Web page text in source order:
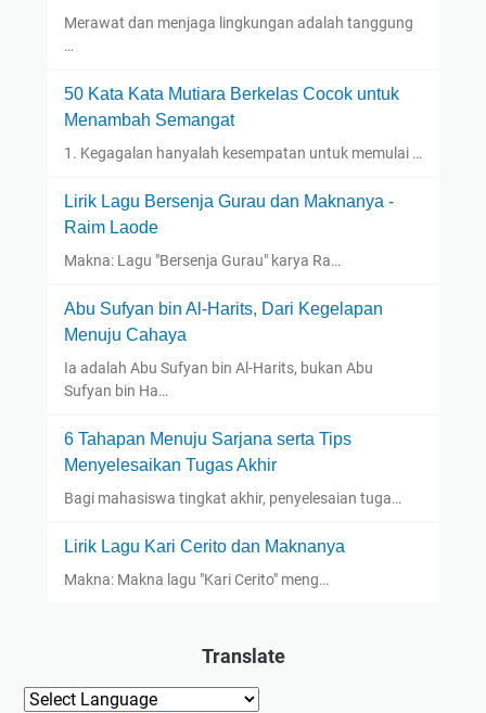
Merawat dan menjaga lingkungan adalah tanggung
…
50 Kata Kata Mutiara Berkelas Cocok untuk
Menambah Semangat
1. Kegagalan hanyalah kesempatan untuk memulai …
Lirik Lagu Bersenja Gurau dan Maknanya -
Raim Laode
Makna: Lagu "Bersenja Gurau" karya Ra…
Abu Sufyan bin Al-Harits, Dari Kegelapan
Menuju Cahaya
Ia adalah Abu Sufyan bin Al-Harits, bukan Abu
Sufyan bin Ha…
6 Tahapan Menuju Sarjana serta Tips
Menyelesaikan Tugas Akhir
Bagi mahasiswa tingkat akhir, penyelesaian tuga…
Lirik Lagu Kari Cerito dan Maknanya
Makna: Makna lagu "Kari Cerito" meng…
Translate